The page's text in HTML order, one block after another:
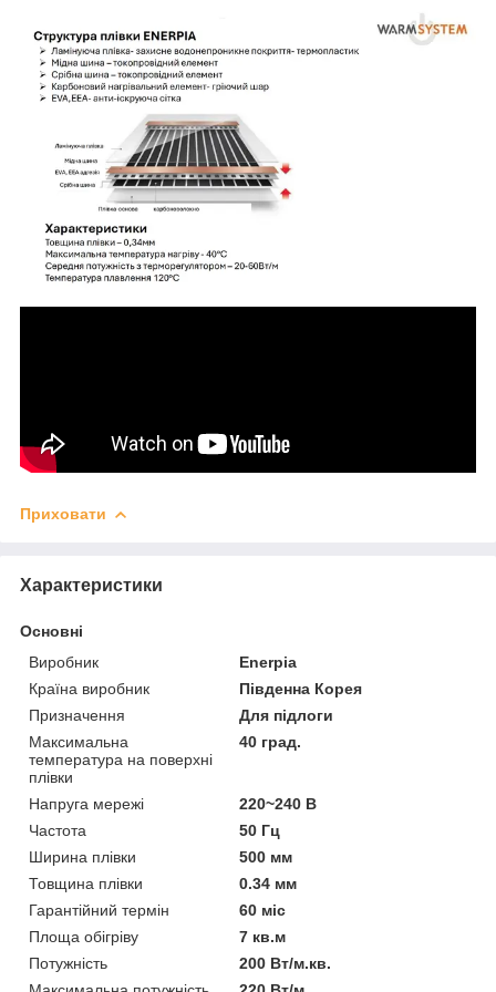
Приховати
Характеристики
Основні
Виробник
Enerpia
Країна виробник
Південна Корея
Призначення
Для підлоги
Максимальна
температура на поверхні
плівки
40 град.
Напруга мережі
220~240 В
Частота
50 Гц
Ширина плівки
500 мм
Товщина плівки
0.34 мм
Гарантійний термін
60 міс
Площа обігріву
7 кв.м
Потужність
200 Вт/м.кв.